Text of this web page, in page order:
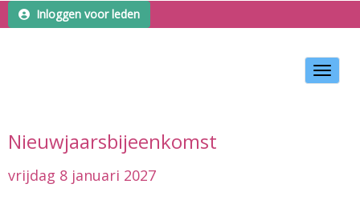
Inloggen voor leden
Toggle
Nieuwjaarsbijeenkomst
vrijdag 8 januari 2027